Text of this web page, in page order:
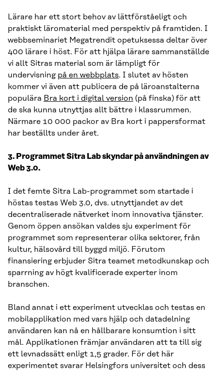
Lärare har ett stort behov av lättförståeligt och
praktiskt läromaterial med perspektiv på framtiden. I
webbseminariet Megatrendit opetuksessa deltar över
400 lärare i höst. För att hjälpa lärare sammanställde
vi allt Sitras material som är lämpligt för
undervisning på en webbplats. I slutet av hösten
kommer vi även att publicera de på läroanstalterna
populära Bra kort i digital version (på finska) för att
de ska kunna utnyttjas allt bättre i klassrummen.
Närmare 10 000 packor av Bra kort i pappersformat
har beställts under året.
3. Programmet Sitra Lab skyndar på användningen av
Web 3.0.
I det femte Sitra Lab-programmet som startade i
höstas testas Web 3.0, dvs. utnyttjandet av det
decentraliserade nätverket inom innovativa tjänster.
Genom öppen ansökan valdes sju experiment för
programmet som representerar olika sektorer, från
kultur, hälsovård till byggd miljö. Förutom
finansiering erbjuder Sitra teamet metodkunskap och
sparrning av högt kvalificerade experter inom
branschen.
Bland annat i ett experiment utvecklas och testas en
mobilapplikation med vars hjälp och datadelning
användaren kan nå en hållbarare konsumtion i sitt
mål. Applikationen främjar användaren att ta till sig
ett levnadssätt enligt 1,5 grader. För det här
experimentet svarar Helsingfors universitet och dess